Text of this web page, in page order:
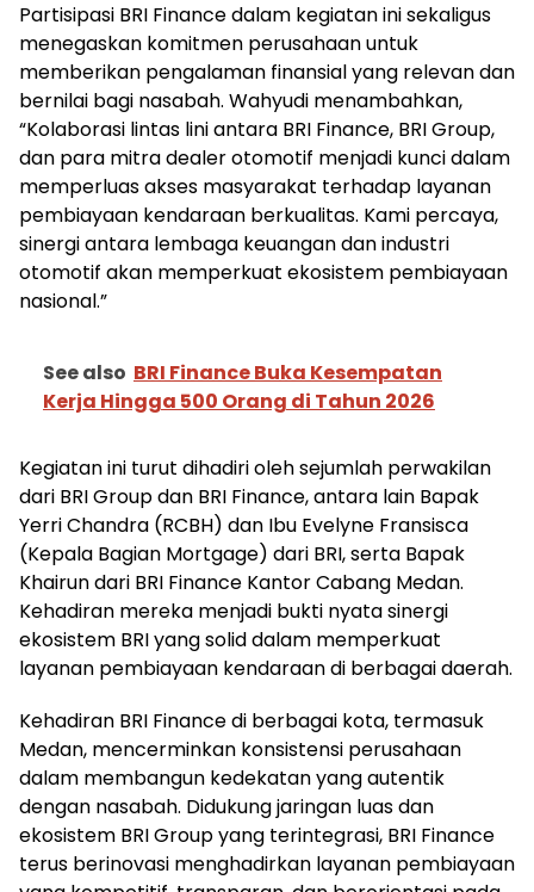
Partisipasi BRI Finance dalam kegiatan ini sekaligus
menegaskan komitmen perusahaan untuk
memberikan pengalaman finansial yang relevan dan
bernilai bagi nasabah. Wahyudi menambahkan,
“Kolaborasi lintas lini antara BRI Finance, BRI Group,
dan para mitra dealer otomotif menjadi kunci dalam
memperluas akses masyarakat terhadap layanan
pembiayaan kendaraan berkualitas. Kami percaya,
sinergi antara lembaga keuangan dan industri
otomotif akan memperkuat ekosistem pembiayaan
nasional.”
See also BRI Finance Buka Kesempatan
Kerja Hingga 500 Orang di Tahun 2026
Kegiatan ini turut dihadiri oleh sejumlah perwakilan
dari BRI Group dan BRI Finance, antara lain Bapak
Yerri Chandra (RCBH) dan Ibu Evelyne Fransisca
(Kepala Bagian Mortgage) dari BRI, serta Bapak
Khairun dari BRI Finance Kantor Cabang Medan.
Kehadiran mereka menjadi bukti nyata sinergi
ekosistem BRI yang solid dalam memperkuat
layanan pembiayaan kendaraan di berbagai daerah.
Kehadiran BRI Finance di berbagai kota, termasuk
Medan, mencerminkan konsistensi perusahaan
dalam membangun kedekatan yang autentik
dengan nasabah. Didukung jaringan luas dan
ekosistem BRI Group yang terintegrasi, BRI Finance
terus berinovasi menghadirkan layanan pembiayaan